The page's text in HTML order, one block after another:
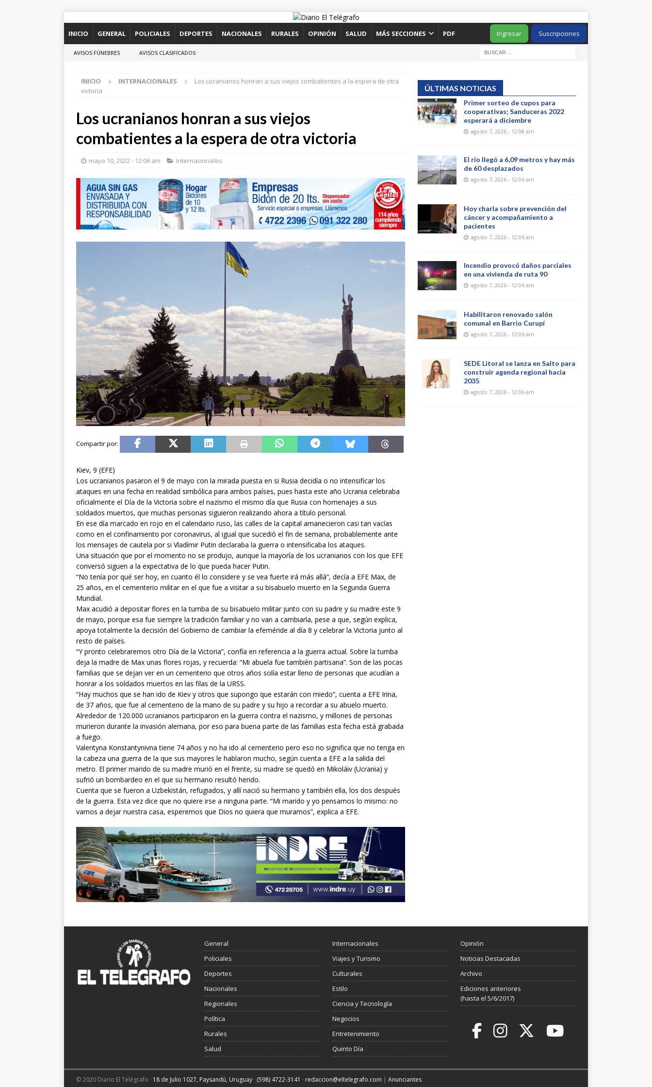
INICIO GENERAL POLICIALES DEPORTES NACIONALES RURALES OPINIÓN SALUD MÁS SECCIONES PDF Suscripciones
Ingresar
AVISOS FÚNEBRES AVISOS CLASIFICADOS
INICIO INTERNACIONALES
Los ucranianos honran a sus viejos combatientes a la espera de otra
victoria
Los ucranianos honran a sus viejos
combatientes a la espera de otra victoria
mayo 10, 2022 - 12:06 am Internacionales
Kiev, 9 (EFE)
Los ucranianos pasaron el 9 de mayo con la mirada puesta en si Rusia decidía o no intensificar los
ataques en una fecha en realidad simbólica para ambos países, pues hasta este año Ucrania celebraba
oficialmente el Día de la Victoria sobre el nazismo el mismo día que Rusia con homenajes a sus
soldados muertos, que muchas personas siguieron realizando ahora a título personal.
En ese día marcado en rojo en el calendario ruso, las calles de la capital amanecieron casi tan vacías
como en el confinamiento por coronavirus, al igual que sucedió el fin de semana, probablemente ante
los mensajes de cautela por si Vladímir Putin declaraba la guerra o intensificaba los ataques.
Una situación que por el momento no se produjo, aunque la mayoría de los ucranianos con los que EFE
conversó siguen a la expectativa de lo que pueda hacer Putin.
“No tenía por qué ser hoy, en cuanto él lo considere y se vea fuerte irá más allá”, decía a EFE Max, de
25 años, en el cementerio militar en el que fue a visitar a su bisabuelo muerto en la Segunda Guerra
Mundial.
Max acudió a depositar flores en la tumba de su bisabuelo militar junto con su padre y su madre este 9
de mayo, porque esa fue siempre la tradición familiar y no van a cambiarla, pese a que, según explica,
apoya totalmente la decisión del Gobierno de cambiar la efeméride al día 8 y celebrar la Victoria junto al
resto de países.
“Y pronto celebraremos otro Día de la Victoria”, confía en referencia a la guerra actual. Sobre la tumba
deja la madre de Max unas flores rojas, y recuerda: “Mi abuela fue también partisana”. Son de las pocas
familias que se dejan ver en un cementerio que otros años solía estar lleno de personas que acudían a
honrar a los soldados muertos en las filas de la URSS.
“Hay muchos que se han ido de Kiev y otros que supongo que estarán con miedo”, cuenta a EFE Irina,
de 37 años, que fue al cementerio de la mano de su padre y su hijo a recordar a su abuelo muerto.
Alrededor de 120.000 ucranianos participaron en la guerra contra el nazismo, y millones de personas
murieron durante la invasión alemana, por eso para buena parte de las familias esta fecha está grabada
a fuego.
Valentyna Konstantynivna tiene 74 años y no ha ido al cementerio pero eso no significa que no tenga en
la cabeza una guerra de la que sus mayores le hablaron mucho, según cuenta a EFE a la salida del
metro. El primer marido de su madre murió en el frente, su madre se quedó en Mikoláiv (Ucrania) y
sufrió un bombardeo en el que su hermano resultó herido.
Cuenta que se fueron a Uzbekistán, refugiados, y allí nació su hermano y también ella, los dos después
de la guerra. Esta vez dice que no quiere irse a ninguna parte. “Mi marido y yo pensamos lo mismo: no
vamos a dejar nuestra casa, esperemos que Dios no quiera que muramos”, explica a EFE.
ÚLTIMAS NOTICIAS
Primer sorteo de cupos para
cooperativas; Sanduceras 2022
esperará a diciembre
agosto 7, 2026 - 12:08 am
El río llegó a 6,09 metros y hay más
de 60 desplazados
agosto 7, 2026 - 12:06 am
Hoy charla sobre prevención del
cáncer y acompañamiento a
pacientes
agosto 7, 2026 - 12:06 am
Incendio provocó daños parciales
en una vivienda de ruta 90
agosto 7, 2026 - 12:06 am
Habilitaron renovado salón
comunal en Barrio Curupí
agosto 7, 2026 - 12:06 am
SEDE Litoral se lanza en Salto para
construir agenda regional hacia
2035
agosto 7, 2026 - 12:06 am
General
Policiales
Deportes
Nacionales
Regionales
Política
Rurales
Salud
Internacionales
Viajes y Turismo
Culturales
Estilo
Ciencia y Tecnología
Negocios
Entretenimiento
Quinto Día
Opinión
Noticias Destacadas
Archivo
Ediciones anteriores
(hasta el 5/6/2017)
© 2020 Diario El Telégrafo · 18 de Julio 1027, Paysandú, Uruguay · (598) 4722-3141 · redaccion@eltelegrafo.com | Anunciantes